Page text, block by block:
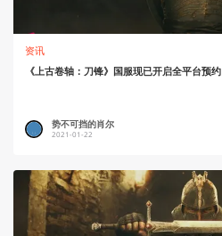
资讯
《上古卷轴：刀锋》国服现已开启全平台预约
势不可挡的肖尔
2021-01-22